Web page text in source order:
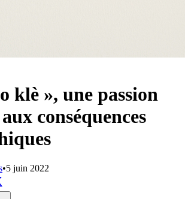
klè », une passion
conséquences
•5 juin 2022